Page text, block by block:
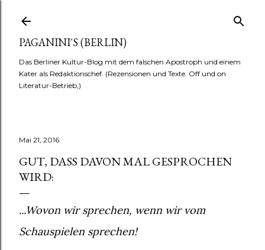
PAGANINI´S (BERLIN)
Das Berliner Kultur-Blog mit dem falschen Apostroph und einem
Kater als Redaktionschef. (Rezensionen und Texte. Off und on
Literatur-Betrieb,)
Mai 21, 2016
GUT, DASS DAVON MAL GESPROCHEN
WIRD:
...Wovon wir sprechen, wenn wir vom
Schauspielen sprechen!